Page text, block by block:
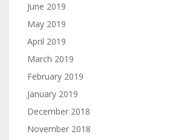
June 2019
May 2019
April 2019
March 2019
February 2019
January 2019
December 2018
November 2018